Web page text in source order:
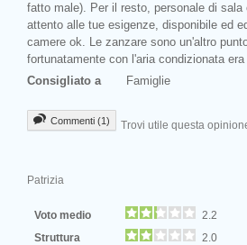
fatto male). Per il resto, personale di sala
attento alle tue esigenze, disponibile ed
camere ok. Le zanzare sono un'altro
fortunatamente con l'aria condizionata
Consigliato a
Famiglie
Commenti (1) Trovi utile questa
Patrizia
Voto medio
2.2
Struttura
2.0